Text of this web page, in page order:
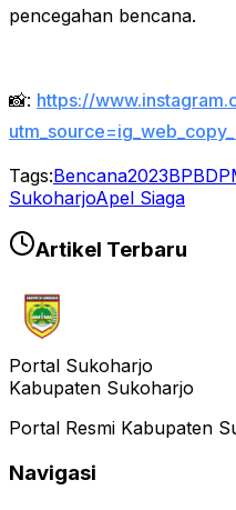
pencegahan bencana.
📸: https://
Tags:Bencana2023BPBD
SukoharjoApel Siaga
Artikel Terbaru
Portal Sukoharjo
Kabupaten Sukoharjo
Portal Resmi Kabupaten
Navigasi